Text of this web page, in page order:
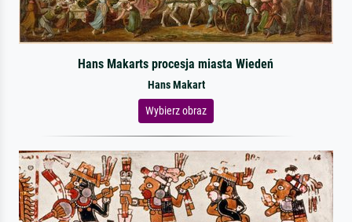
Hans Makarts procesja miasta Wiedeń
Hans Makart
Wybierz obraz